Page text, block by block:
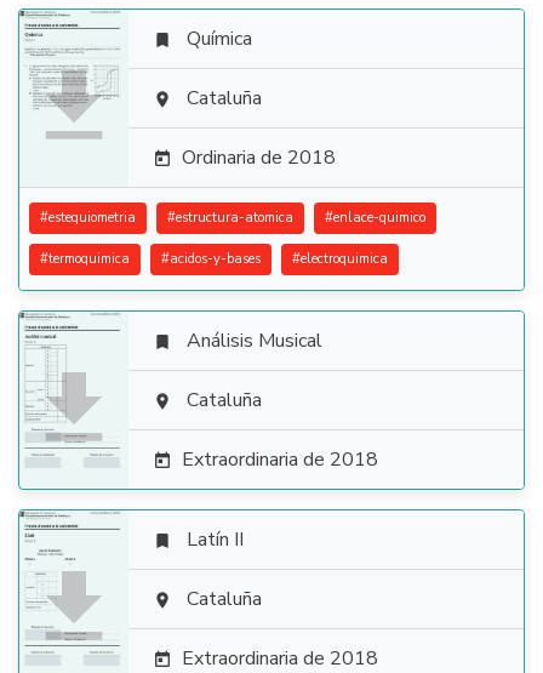

 Química
 Cataluña
 Ordinaria de 2018
#estequiometria #estructura-atomica #enlace-quimico
#termoquimica #acidos-y-bases #electroquimica

 Análisis Musical
 Cataluña
 Extraordinaria de 2018

 Latín II
 Cataluña
 Extraordinaria de 2018